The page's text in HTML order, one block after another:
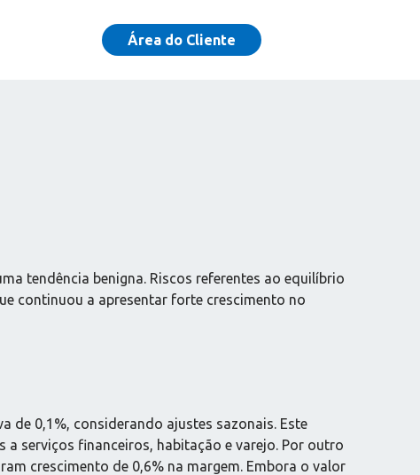
Área do Cliente
tendência benigna. Riscos referentes ao equilíbrio
continuou a apresentar forte crescimento no
de 0,1%, considerando ajustes sazonais. Este
serviços financeiros, habitação e varejo. Por outro
crescimento de 0,6% na margem. Embora o valor